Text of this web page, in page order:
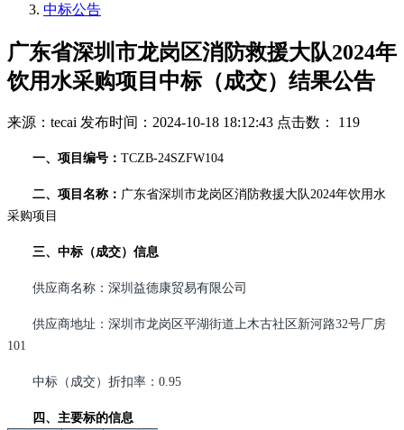
中标公告
广东省深圳市龙岗区消防救援大队2024年
饮用水采购项目中标（成交）结果公告
来源：tecai 发布时间：2024-10-18 18:12:43 点击数： 119
一、项目编号： TCZB-24SZFW104
二、项目名称： 广东省深圳市龙岗区消防救援大队2024年饮用水
采购项目
三、中标（成交）信息
供应商名称：深圳益德康贸易有限公司
供应商地址：深圳市龙岗区平湖街道上木古社区新河路32号厂房
101
中标（成交）折扣率：0.95
四、主要标的信息